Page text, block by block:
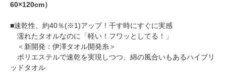
60×120cm）
■速乾性、約40％(※1)アップ！干す時にすぐに実感
濡れたタオルなのに「軽い！フワッとしてる！」
＜新開発：伊澤タオル開発糸＞
ポリエステルで速乾を実現しつつ、綿の風合いもあるハイブリ
ッドタオル